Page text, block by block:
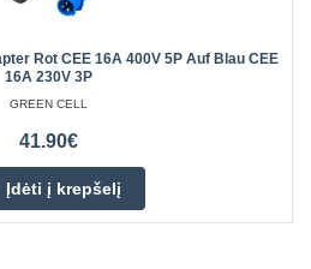
Rot CEE 16A 400V 5P Auf Blau CEE
16A 230V 3P
GREEN CELL
41.90€
Įdėti į krepšelį